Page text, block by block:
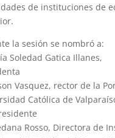
de instituciones de
la sesión se nombró a:
Soledad Gatica Illanes,
Vasquez, rector de la
Católica de
Rosso, Directora de